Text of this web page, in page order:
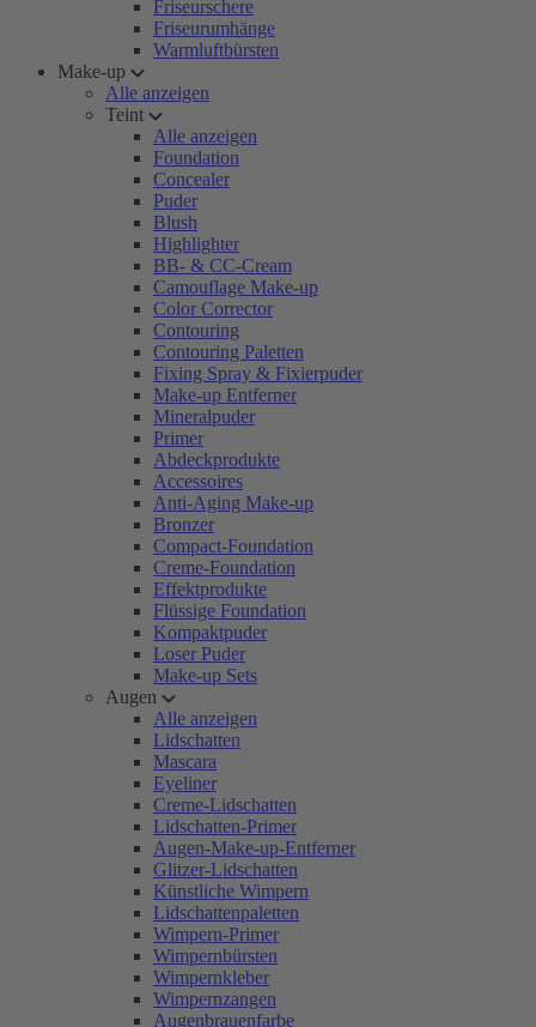
Friseurschere
Friseurumhänge
Warmluftbürsten
Make-up
Alle anzeigen
Teint
Alle anzeigen
Foundation
Concealer
Puder
Blush
Highlighter
BB- & CC-Cream
Camouflage Make-up
Color Corrector
Contouring
Contouring Paletten
Fixing Spray & Fixierpuder
Make-up Entferner
Mineralpuder
Primer
Abdeckprodukte
Accessoires
Anti-Aging Make-up
Bronzer
Compact-Foundation
Creme-Foundation
Effektprodukte
Flüssige Foundation
Kompaktpuder
Loser Puder
Make-up Sets
Augen
Alle anzeigen
Lidschatten
Mascara
Eyeliner
Creme-Lidschatten
Lidschatten-Primer
Augen-Make-up-Entferner
Glitzer-Lidschatten
Künstliche Wimpern
Lidschattenpaletten
Wimpern-Primer
Wimpernbürsten
Wimpernkleber
Wimpernzangen
Augenbrauenfarbe